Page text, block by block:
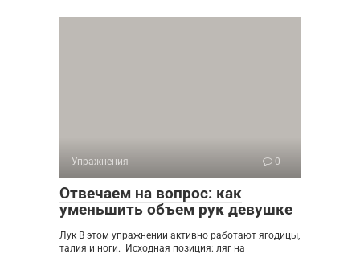
Упражнения 0
Отвечаем на вопрос: как
уменьшить объем рук девушке
Лук В этом упражнении активно работают ягодицы,
талия и ноги. Исходная позиция: ляг на